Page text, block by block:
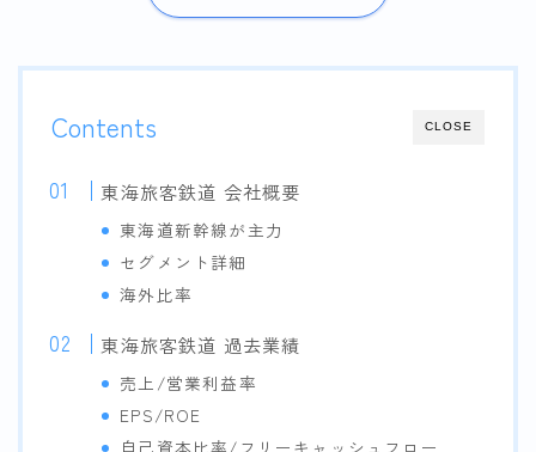
CLOSE
Contents
東海旅客鉄道 会社概要
東海道新幹線が主力
セグメント詳細
海外比率
東海旅客鉄道 過去業績
売上/営業利益率
EPS/ROE